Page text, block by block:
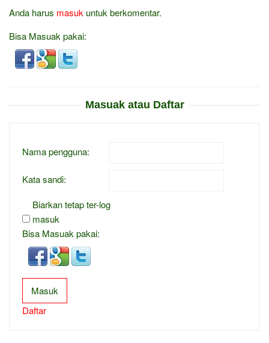
Anda harus masuk untuk berkomentar.
Bisa Masuak pakai:
Masuak atau Daftar
Nama pengguna:
Kata sandi:
Biarkan tetap ter-log
masuk
Bisa Masuak pakai:
Masuk
Daftar